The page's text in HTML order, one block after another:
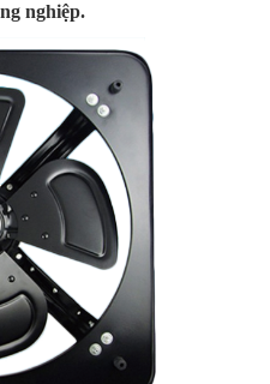
nghiệp.